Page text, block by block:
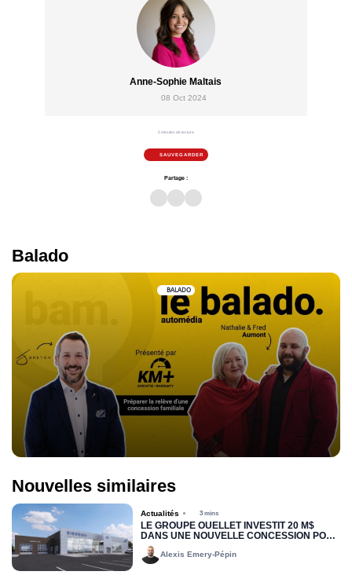
Anne-Sophie Maltais
08 Oct 2024
5 minutes de lecture
SAUVEGARDER
Partage :
Balado
BALADO
Nouvelles similaires
Actualités 3 mins
LE GROUPE OUELLET INVESTIT 20 M$
DANS UNE NOUVELLE CONCESSION POUR
RIMOUSKI FORD
Alexis Emery-Pépin